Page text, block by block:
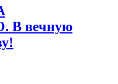
В вечную